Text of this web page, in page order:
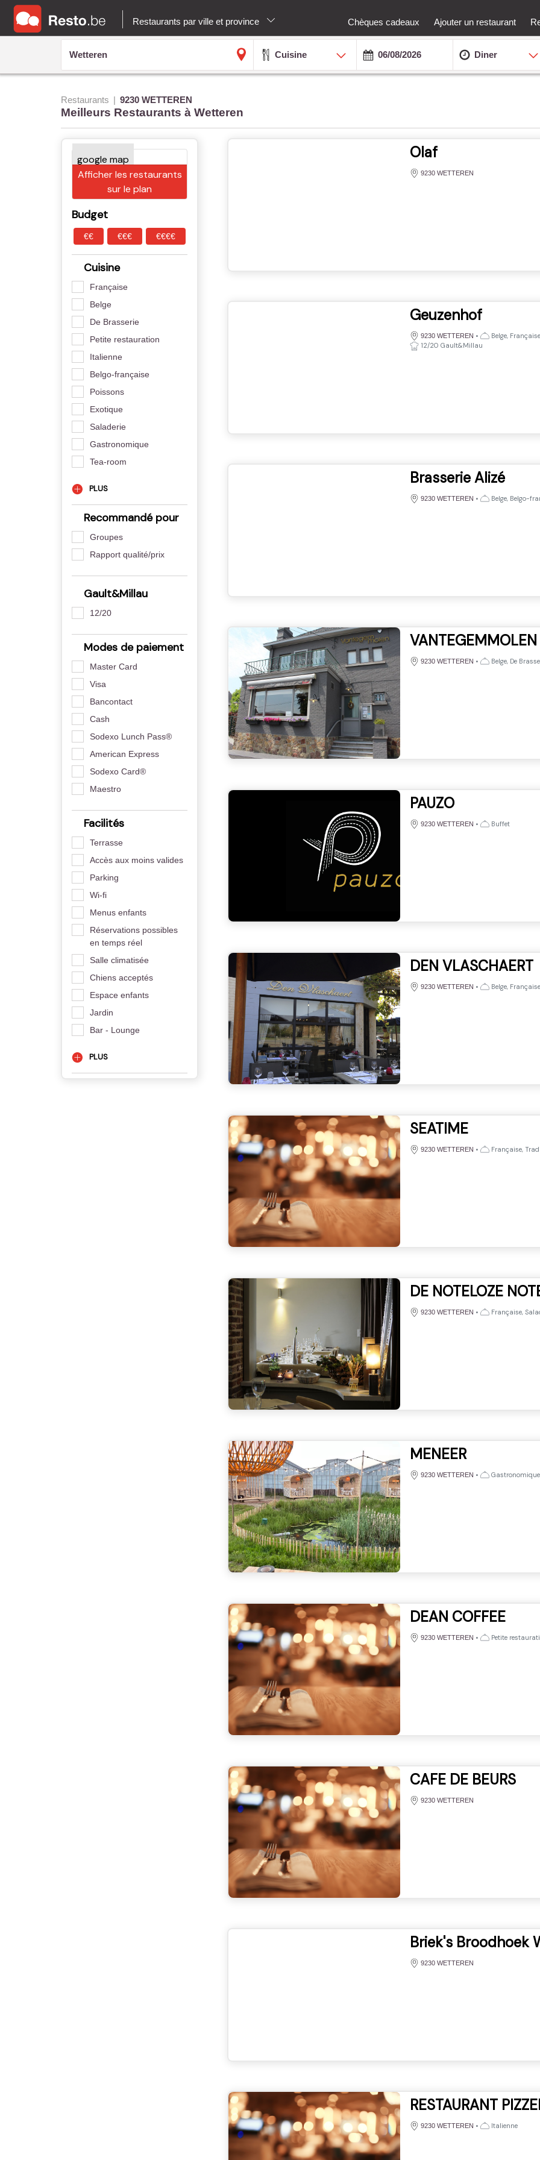
Restaurants par ville et province Chèques cadeaux Ajouter un restaurant
Cuisine Diner
Restaurants 9230 WETTEREN
Meilleurs Restaurants à Wetteren
Afficher les restaurants
sur le plan
Budget
€€ €€€ €€€€
Cuisine
Française
Belge
De Brasserie
Petite restauration
Italienne
Belgo-française
Poissons
Exotique
Saladerie
Gastronomique
Tea-room
PLUS
Recommandé pour
Groupes
Rapport qualité/prix
Gault&Millau
12/20
Modes de paiement
Master Card
Visa
Bancontact
Cash
Sodexo Lunch Pass®
American Express
Sodexo Card®
Maestro
Facilités
Terrasse
Accès aux moins valides
Parking
Wi-fi
Menus enfants
Réservations possibles
en temps réel
Salle climatisée
Chiens acceptés
Espace enfants
Jardin
Bar - Lounge
PLUS
Olaf
9230 WETTEREN
Geuzenhof
9230 WETTEREN •
Belge, Française
12/20 Gault&Millau
Brasserie Alizé
9230 WETTEREN • Belge, Belgo-
VANTEGEMMOLEN
9230 WETTEREN • Belge, De
PAUZO
9230 WETTEREN • Buffet
DEN VLASCHAERT
9230 WETTEREN • Belge,
SEATIME
9230 WETTEREN • Française,
DE NOTELOZE
9230 WETTEREN • Française,
MENEER
9230 WETTEREN • Gastronomique
DEAN COFFEE
9230 WETTEREN • Petite
CAFE DE BEURS
9230 WETTEREN
Briek's Broodhoek
9230 WETTEREN
RESTAURANT
9230 WETTEREN • Italienne